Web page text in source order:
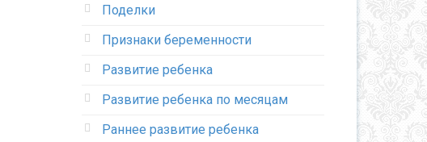
Поделки
Признаки беременности
Развитие ребенка
Развитие ребенка по месяцам
Раннее развитие ребенка